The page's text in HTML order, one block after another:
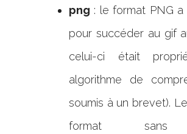
png : le format PNG
pour succéder au gif
celui-ci était
algorithme de
soumis à un brevet).
format sans